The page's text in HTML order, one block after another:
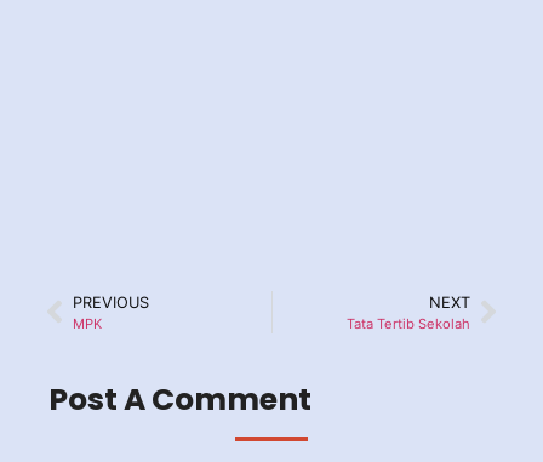
PREVIOUS
MPK
NEXT
Tata Tertib Sekolah
Post A Comment